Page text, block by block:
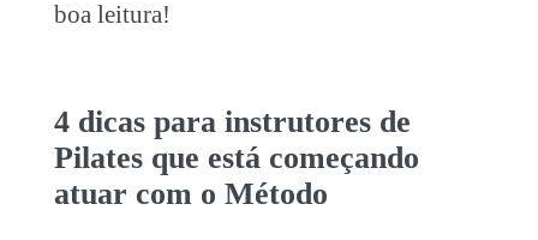
boa leitura!
4 dicas para instrutores de
Pilates que está começando
atuar com o Método